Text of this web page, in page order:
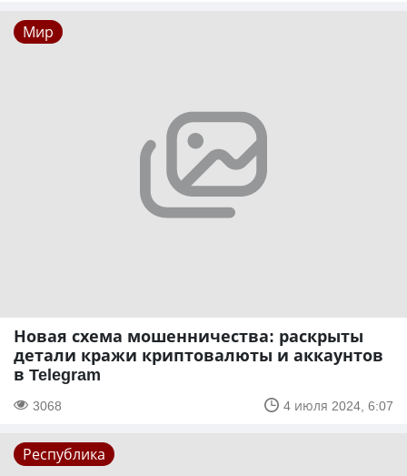
Мир
Новая схема мошенничества: раскрыты
детали кражи криптовалюты и аккаунтов
в Telegram
3068 4 июля 2024, 6:07
Республика